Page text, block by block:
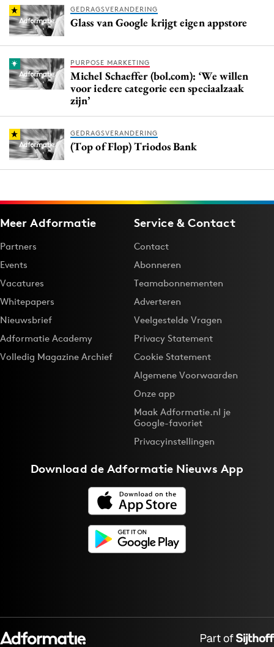
GEDRAGSVERANDERING
Glass van Google krijgt eigen appstore
PURPOSE MARKETING
Michel Schaeffer (bol.com): ‘We willen
voor iedere categorie een speciaalzaak
zijn’
GEDRAGSVERANDERING
(Top of Flop) Triodos Bank
Meer Adformatie
Partners
Events
Vacatures
Whitepapers
Nieuwsbrief
Adformatie Academy
Volledig Magazine Archief
Service & Contact
Contact
Abonneren
Teamabonnementen
Adverteren
Veelgestelde Vragen
Privacy Statement
Cookie Statement
Algemene Voorwaarden
Onze app
Maak Adformatie.nl je
Google-favoriet
Privacyinstellingen
Download deAdformatie Nieuws App